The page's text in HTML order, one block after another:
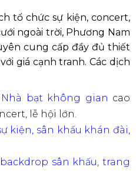
tổ chức sự kiện, concert,
ngoài trời, Phương Nam
cung cấp đầy đủ thiết
giá cạnh tranh. Các dịch
bạt không gian cao
lễ hội lớn.
kiện, sân khấu khán đài,
sân khấu, trang